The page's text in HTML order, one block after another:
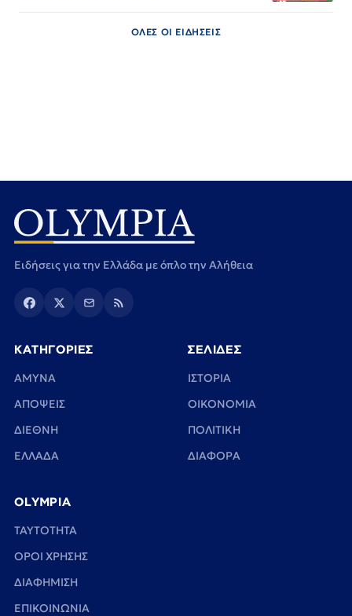
ΟΛΕΣ ΟΙ ΕΙΔΗΣΕΙΣ
Ειδήσεις για την Ελλάδα με όπλο την Αλήθεια
ΚΑΤΗΓΟΡΙΕΣ
ΑΜΥΝΑ
ΑΠΟΨΕΙΣ
ΔΙΕΘΝΗ
ΕΛΛΑΔΑ
ΣΕΛΙΔΕΣ
ΙΣΤΟΡΙΑ
ΟΙΚΟΝΟΜΙΑ
ΠΟΛΙΤΙΚΗ
ΔΙΑΦΟΡΑ
OLYMPIA
TAYTOTHTA
ΟΡΟΙ ΧΡΗΣΗΣ
ΔΙΑΦΗΜΙΣΗ
ΕΠΙΚΟΙΝΩΝΙΑ